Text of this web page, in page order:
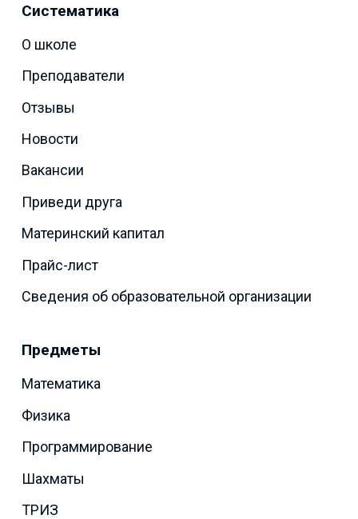
Систематика
О школе
Преподаватели
Отзывы
Новости
Вакансии
Приведи друга
Материнский капитал
Прайс-лист
Сведения об образовательной организации
Предметы
Математика
Физика
Программирование
Шахматы
ТРИЗ